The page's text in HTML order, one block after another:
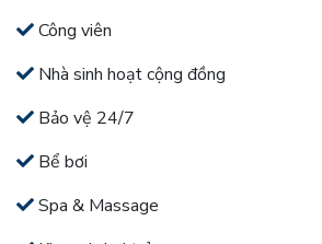
Công viên
Nhà sinh hoạt cộng đồng
Bảo vệ 24/7
Bể bơi
Spa & Massage